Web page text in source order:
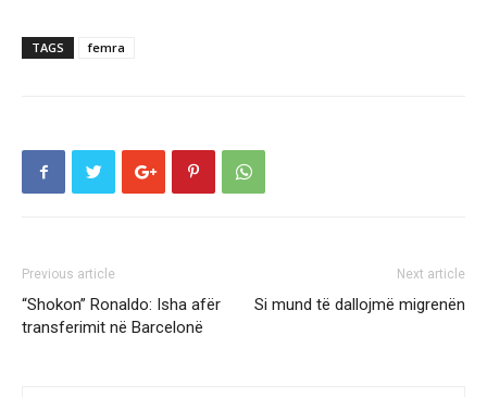
TAGS femra
Previous article
“Shokon” Ronaldo: Isha afër
transferimit në Barcelonë
Next article
Si mund të dallojmë migrenën